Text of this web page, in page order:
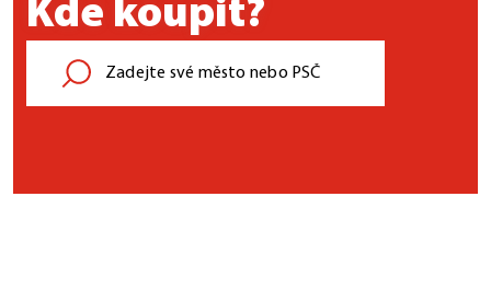
Kde koupit?